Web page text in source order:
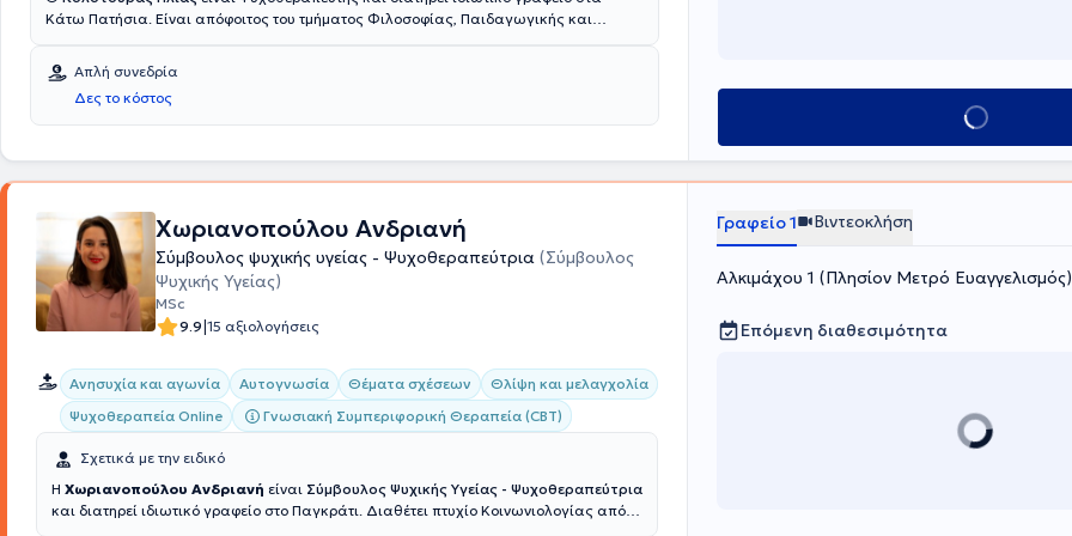
Κάτω Πατήσια. Είναι απόφοιτος του τμήματος Φιλοσοφίας, Παιδαγωγικής και
Ψυχοθεραπεία στο
Συμβουλευτικής (ΚΕΨΥΣΥ). Διαθέτει εμπειρία και ασχολείται με θέματα, όπως η
βελτίωση αυτοεκτίμησης - αυτοεικόνας, η ενίσχυση αυτογνωσίας, άγχους και στρες,
πένθους, σχέσεων κ.α.
Απλή συνεδρία
Δες το κόστος
Κλείσε ραντεβού
Χωριανοπούλου Ανδριανή
Σύμβουλος ψυχικής υγείας - Ψυχοθεραπεύτρια (Σύμβουλος
Ψυχικής Υγείας)
MSc
9.9|15 αξιολογήσεις
Ανησυχία και αγωνία Αυτογνωσία Θέματα σχέσεων
Θλίψη και μελαγχολία
Ψυχοθεραπεία Online
Γνωσιακή Συμπεριφορική Θεραπεία (CBT)
Σχετικά με την ειδικό
Η Χωριανοπούλου Ανδριανή είναι Σύμβουλος Ψυχικής Υγείας - Ψυχοθεραπεύτρια
και διατηρεί ιδιωτικό γραφείο στο Παγκράτι. Διαθέτει πτυχίο Κοινωνιολογίας από
Γραφείο 1 Βιντεοκλήση
Αλκιμάχου 1 (Πλησίον Μετρό
Επόμενη διαθεσιμότητα